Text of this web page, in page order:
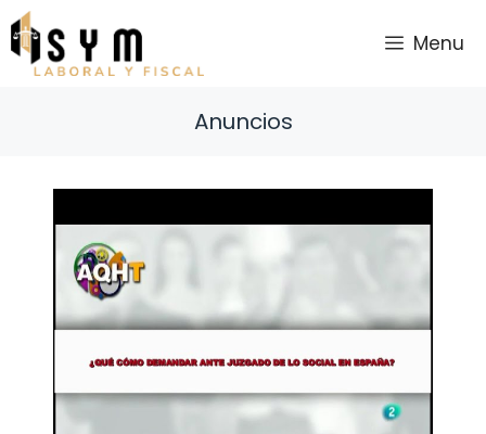
Saltar
al
contenido
Menu
Anuncios